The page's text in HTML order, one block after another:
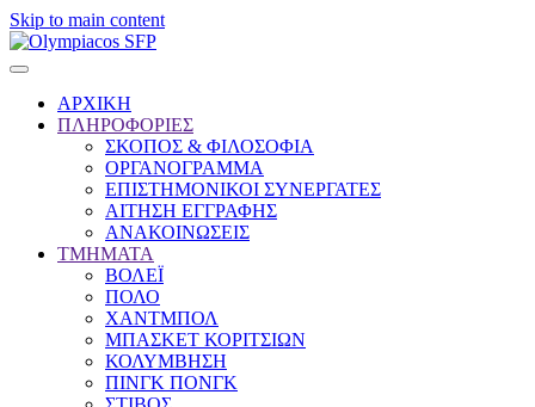
Skip to main content
ΑΡΧΙΚΗ
ΠΛΗΡΟΦΟΡΙΕΣ
ΣΚΟΠΟΣ & ΦΙΛΟΣΟΦΙΑ
ΟΡΓΑΝΟΓΡΑΜΜΑ
ΕΠΙΣΤΗΜΟΝΙΚΟΙ ΣΥΝΕΡΓΑΤΕΣ
ΑΙΤΗΣΗ ΕΓΓΡΑΦΗΣ
ΑΝΑΚΟΙΝΩΣΕΙΣ
ΤΜΗΜΑΤΑ
ΒΟΛΕΪ
ΠΟΛΟ
ΧΑΝΤΜΠΟΛ
ΜΠΑΣΚΕΤ ΚΟΡΙΤΣΙΩΝ
ΚΟΛΥΜΒΗΣΗ
ΠΙΝΓΚ ΠΟΝΓΚ